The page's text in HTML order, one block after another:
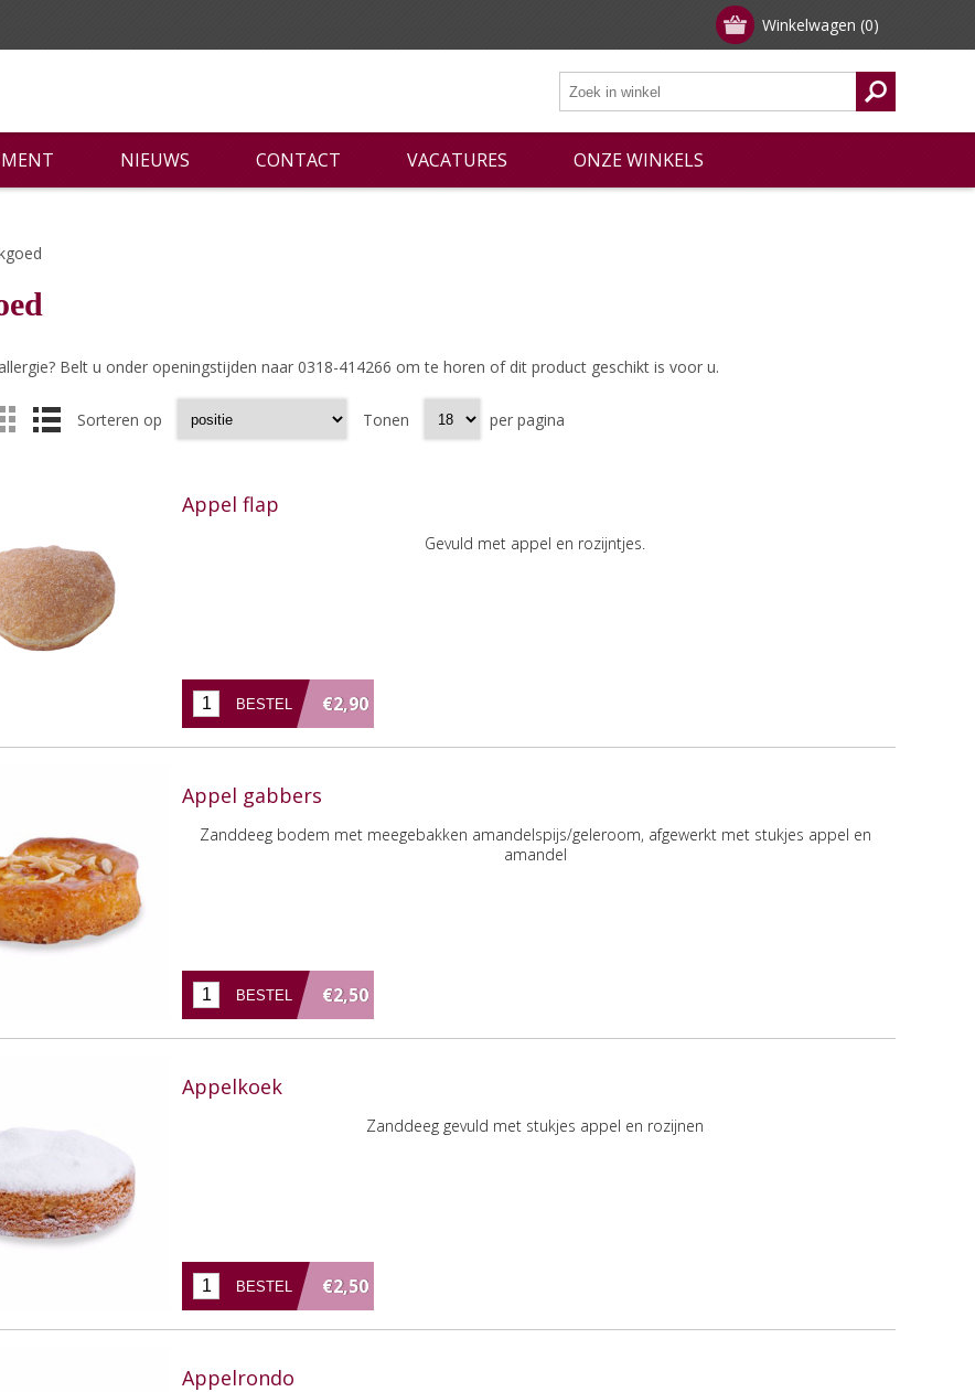
Winkelwagen (0)
NIEUWS CONTACT VACATURES ONZE WINKELS
Belt u onder openingstijden naar 0318-414266 om te horen of dit product geschikt is voor u.
Sorteren op Tonen per pagina
Appel flap
Gevuld met appel en rozijntjes.
€2,90
Appel gabbers
Zanddeeg bodem met meegebakken amandelspijs/geleroom, afgewerkt met stukjes appel en
amandel
€2,50
Appelkoek
Zanddeeg gevuld met stukjes appel en rozijnen
€2,50
Appelrondo